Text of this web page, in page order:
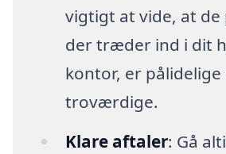
vigtigt at vide, at de
der træder ind i dit
kontor, er pålidelige
troværdige.
Klare aftaler: Gå